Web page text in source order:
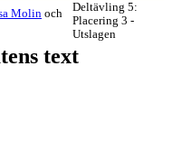
Molin och
Deltävling 5:
Placering 3 -
Utslagen
text